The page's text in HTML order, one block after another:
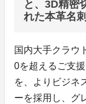
と、3D精密
れた本革名
国内大手クラウ
0を超えるご支
を、よりビジネ
ーを採用し、グ